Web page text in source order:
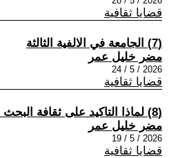
قضايا ثقافية
(7) الجامعة في الالفية الثالثة
مضر خليل عمر
2026 / 5 / 24
قضايا ثقافية
(8) لماذا التاكيد على ثقافة البحث الجغرافي ؟
مضر خليل عمر
2026 / 5 / 19
قضايا ثقافية